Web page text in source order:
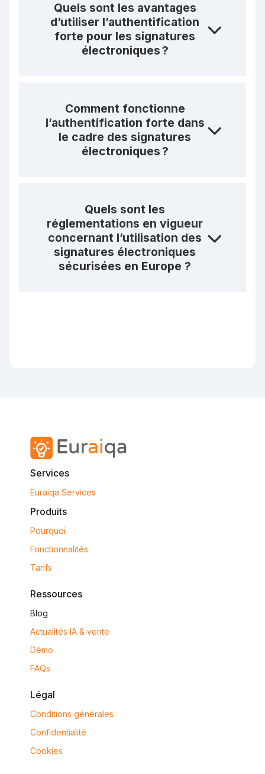
Quels sont les avantages
d’utiliser l’authentification
forte pour les signatures
électroniques ?
Comment fonctionne
l’authentification forte dans
le cadre des signatures
électroniques ?
Quels sont les
réglementations en vigueur
concernant l’utilisation des
signatures électroniques
sécurisées en Europe ?
Services
Euraiqa Services
Produits
Pourquoi
Fonctionnalités
Tarifs
Ressources
Blog
Actualités IA & vente
Démo
FAQs
Légal
Conditions générales
Confidentialité
Cookies